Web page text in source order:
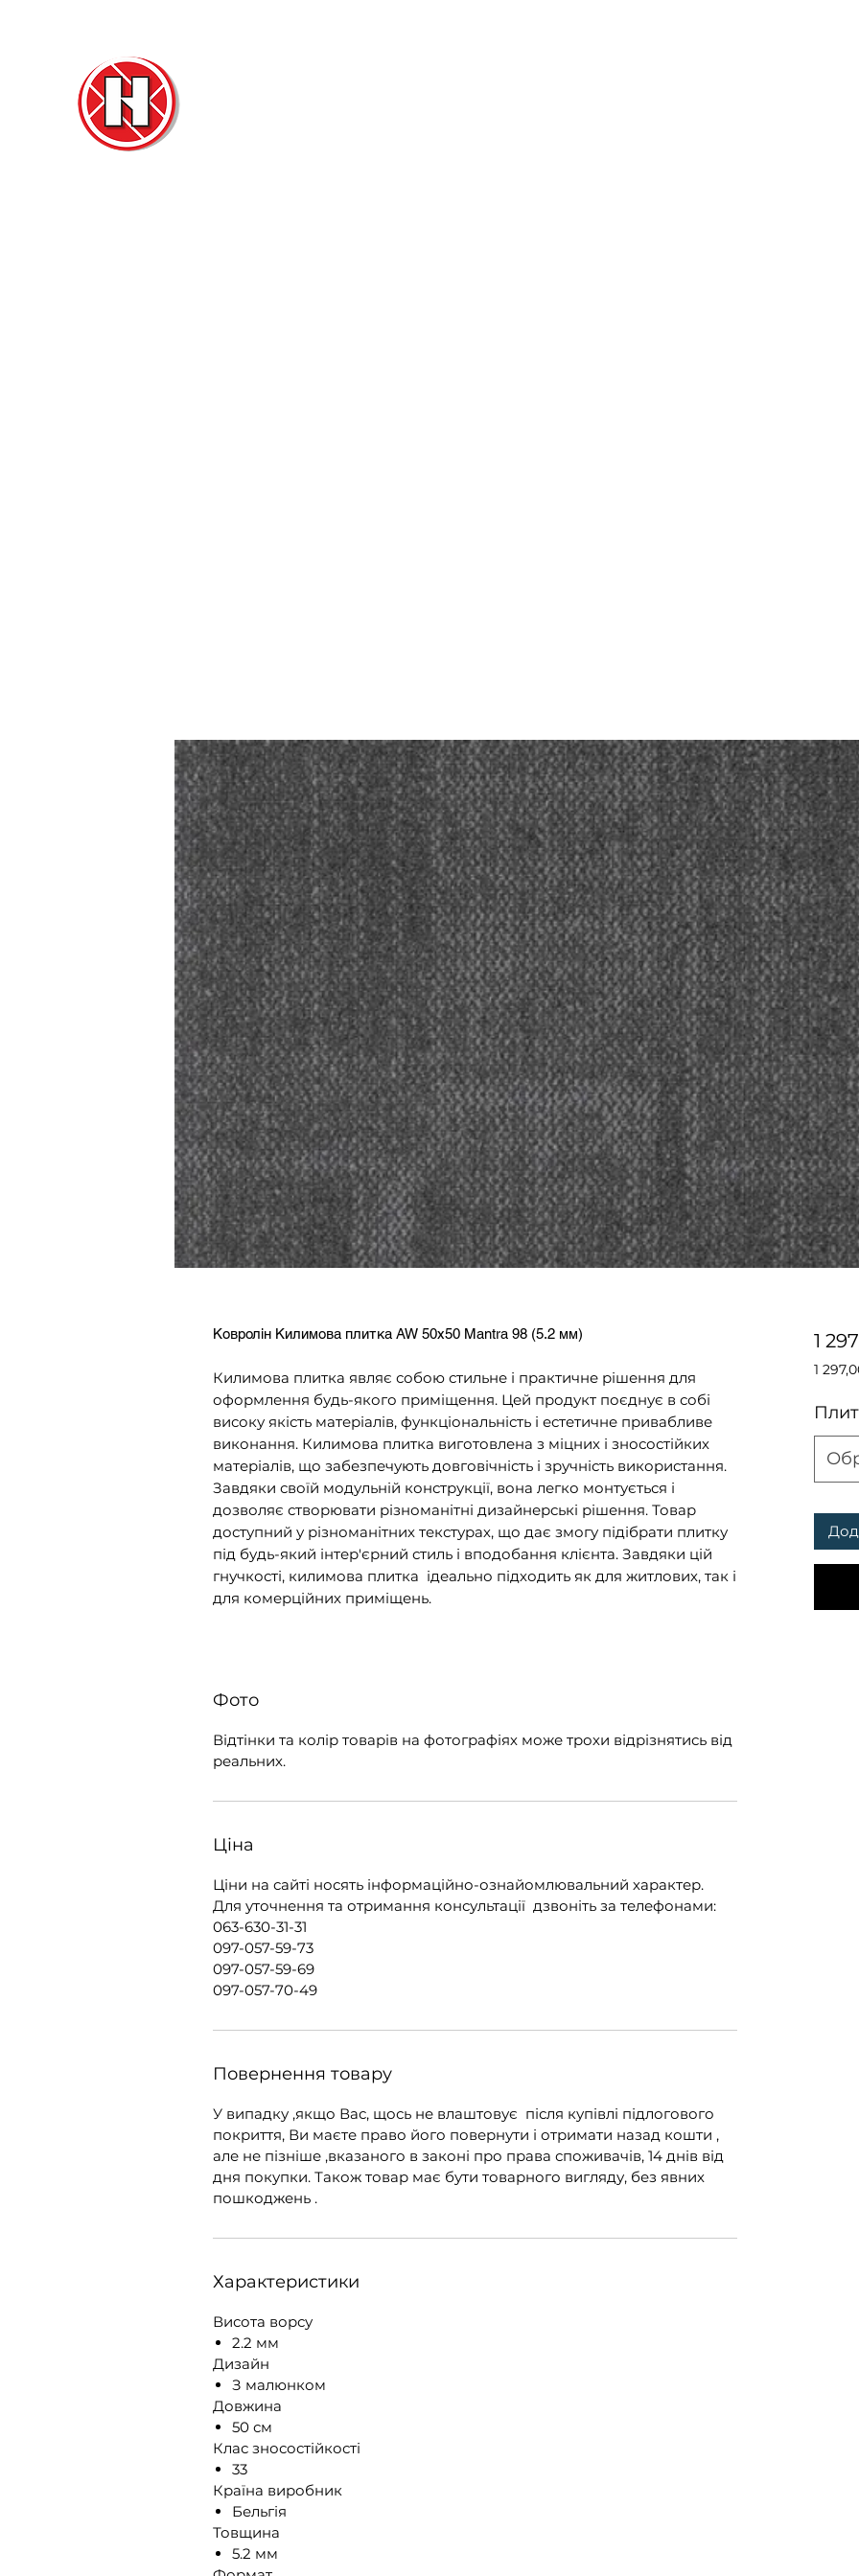
Ковролін Килимова плитка AW 50х50 Mantra 98 (5.2 мм)
Килимова плитка являє собою стильне і практичне рішення для
оформлення будь-якого приміщення. Цей продукт поєднує в собі
високу якість матеріалів, функціональність і естетичне привабливе
виконання. Килимова плитка виготовлена з міцних і зносостійких
матеріалів, що забезпечують довговічність і зручність використання.
Завдяки своїй модульній конструкції, вона легко монтується і
дозволяє створювати різноманітні дизайнерські рішення. Товар
доступний у різноманітних текстурах, що дає змогу підібрати плитку
під будь-який інтер'єрний стиль і вподобання клієнта. Завдяки цій
гнучкості, килимова плитка ідеально підходить як для житлових, так і
для комерційних приміщень.
Фото
Відтінки та колір товарів на фотографіях може трохи відрізнятись від
реальних.
Ціна
Ціни на сайті носять інформаційно-ознайомлювальний характер.
Для уточнення та отримання консультації дзвоніть за телефонами:
063-630-31-31
097-057-59-73
097-057-59-69
097-057-70-49
Повернення товару
У випадку ,якщо Вас, щось не влаштовує після купівлі підлогового
покриття, Ви маєте право його повернути і отримати назад кошти ,
але не пізніше ,вказаного в законі про права споживачів, 14 днів від
дня покупки. Також товар має бути товарного вигляду, без явних
пошкоджень .
Характеристики
Висота ворсу
2.2 мм
Дизайн
З малюнком
Довжина
50 см
Клас зносостійкості
33
Країна виробник
Бельгія
Товщина
5.2 мм
1
1
за
1
метр